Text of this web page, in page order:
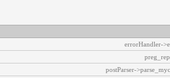
errorHandler-
postParser-